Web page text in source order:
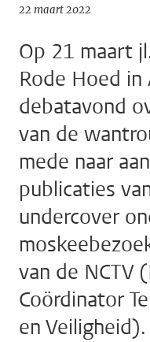
22 maart 2022
Op 21 maart
Rode Hoed in
debatavond
van de
mede naar
publicaties
undercover
van de NCTV
Coördinator
en Veiligheid).